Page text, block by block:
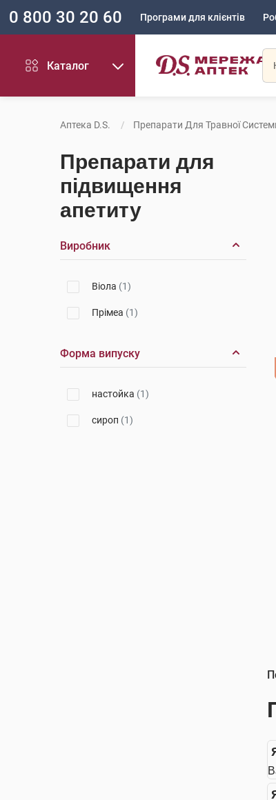
0 800 30 20 60 Програми для клієнтів
Каталог
Аптека D.S. Препарати Для Травної
Препарати для
підвищення
апетиту
Виробник
Віола (1)
Прімеа (1)
Форма випуску
настойка (1)
сироп (1)